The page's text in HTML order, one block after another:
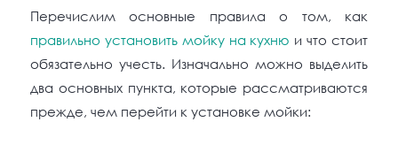
Перечислим основные правила о том, как
правильно установить мойку на кухню и что стоит
обязательно учесть. Изначально можно выделить
два основных пункта, которые рассматриваются
прежде, чем перейти к установке мойки: